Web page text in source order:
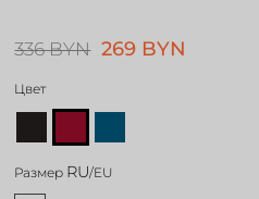
336 BYN 269 BYN
Цвет
Размер RU/EU